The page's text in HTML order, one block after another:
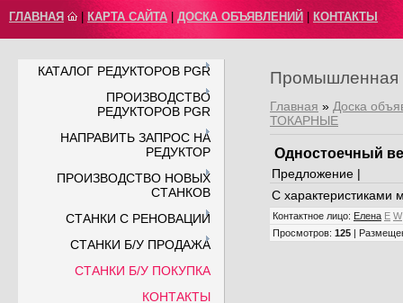
ГЛАВНАЯ КАРТА САЙТА ДОСКА ОБЪЯВЛЕНИЙ КОНТАКТЫ
КАТАЛОГ РЕДУКТОРОВ PGR
ПРОИЗВОДСТВО
РЕДУКТОРОВ PGR
НАПРАВИТЬ ЗАПРОС НА
РЕДУКТОР
ПРОИЗВОДСТВО НОВЫХ
СТАНКОВ
СТАНКИ С РЕНОВАЦИИ
СТАНКИ Б/У ПРОДАЖА
СТАНКИ Б/У ПОКУПКА
КОНТАКТЫ
Промышленная
Главная » Доска
ТОКАРНЫЕ
Одностоечный
Предложение |
С характеристиками
Контактное лицо: Елена E W
Просмотров: 125